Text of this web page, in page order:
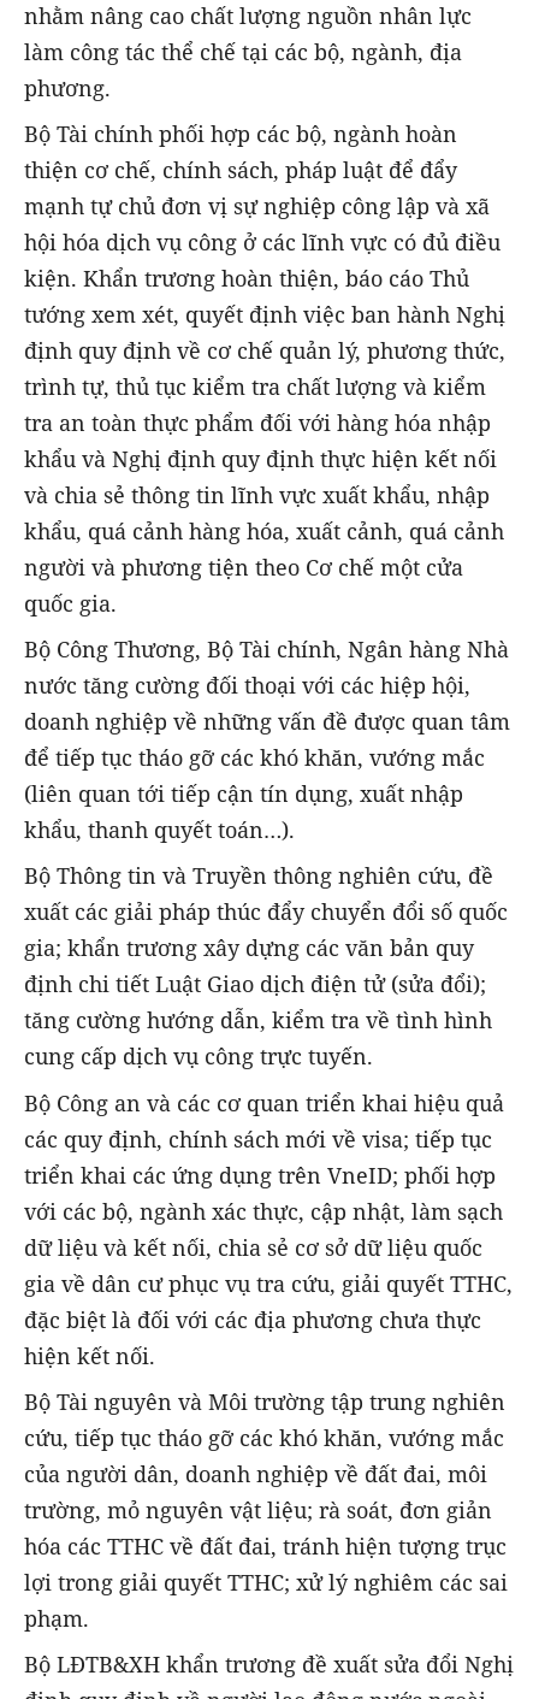
nhằm nâng cao chất lượng nguồn nhân lực
làm công tác thể chế tại các bộ, ngành, địa
phương.
Bộ Tài chính phối hợp các bộ, ngành hoàn
thiện cơ chế, chính sách, pháp luật để đẩy
mạnh tự chủ đơn vị sự nghiệp công lập và xã
hội hóa dịch vụ công ở các lĩnh vực có đủ điều
kiện. Khẩn trương hoàn thiện, báo cáo Thủ
tướng xem xét, quyết định việc ban hành Nghị
định quy định về cơ chế quản lý, phương thức,
trình tự, thủ tục kiểm tra chất lượng và kiểm
tra an toàn thực phẩm đối với hàng hóa nhập
khẩu và Nghị định quy định thực hiện kết nối
và chia sẻ thông tin lĩnh vực xuất khẩu, nhập
khẩu, quá cảnh hàng hóa, xuất cảnh, quá cảnh
người và phương tiện theo Cơ chế một cửa
quốc gia.
Bộ Công Thương, Bộ Tài chính, Ngân hàng Nhà
nước tăng cường đối thoại với các hiệp hội,
doanh nghiệp về những vấn đề được quan tâm
để tiếp tục tháo gỡ các khó khăn, vướng mắc
(liên quan tới tiếp cận tín dụng, xuất nhập
khẩu, thanh quyết toán…).
Bộ Thông tin và Truyền thông nghiên cứu, đề
xuất các giải pháp thúc đẩy chuyển đổi số quốc
gia; khẩn trương xây dựng các văn bản quy
định chi tiết Luật Giao dịch điện tử (sửa đổi);
tăng cường hướng dẫn, kiểm tra về tình hình
cung cấp dịch vụ công trực tuyến.
Bộ Công an và các cơ quan triển khai hiệu quả
các quy định, chính sách mới về visa; tiếp tục
triển khai các ứng dụng trên VneID; phối hợp
với các bộ, ngành xác thực, cập nhật, làm sạch
dữ liệu và kết nối, chia sẻ cơ sở dữ liệu quốc
gia về dân cư phục vụ tra cứu, giải quyết TTHC,
đặc biệt là đối với các địa phương chưa thực
hiện kết nối.
Bộ Tài nguyên và Môi trường tập trung nghiên
cứu, tiếp tục tháo gỡ các khó khăn, vướng mắc
của người dân, doanh nghiệp về đất đai, môi
trường, mỏ nguyên vật liệu; rà soát, đơn giản
hóa các TTHC về đất đai, tránh hiện tượng trục
lợi trong giải quyết TTHC; xử lý nghiêm các sai
phạm.
Bộ LĐTB&XH khẩn trương đề xuất sửa đổi Nghị